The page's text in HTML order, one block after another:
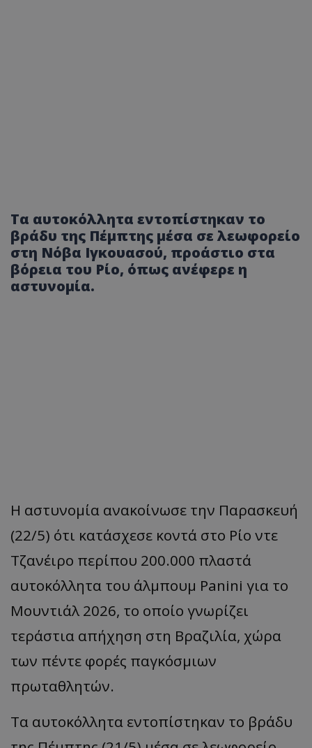
Τα αυτοκόλλητα εντοπίστηκαν το
βράδυ της Πέμπτης μέσα σε λεωφορείο
στη Νόβα Ιγκουασού, προάστιο στα
βόρεια του Ρίο, όπως ανέφερε η
αστυνομία.
Η αστυνομία ανακοίνωσε την Παρασκευή
(22/5) ότι κατάσχεσε κοντά στο Ρίο ντε
Τζανέιρο περίπου 200.000 πλαστά
αυτοκόλλητα του άλμπουμ Panini για το
Μουντιάλ 2026, το οποίο γνωρίζει
τεράστια απήχηση στη Βραζιλία, χώρα
των πέντε φορές παγκόσμιων
πρωταθλητών.
Τα αυτοκόλλητα εντοπίστηκαν το βράδυ